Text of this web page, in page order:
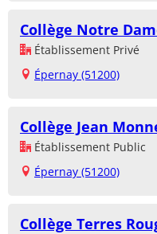
Collège Notre
Établissement Privé
Épernay (51200)
Collège Jean
Établissement Public
Épernay (51200)
Collège Terres